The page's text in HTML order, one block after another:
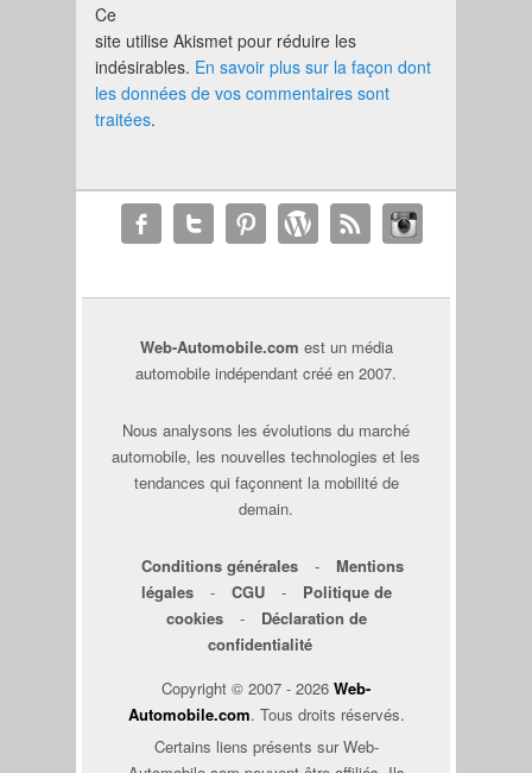
Ce
site utilise Akismet pour réduire les
indésirables. En savoir plus sur la façon dont
les données de vos commentaires sont
traitées.
Web-Automobile.com est un média
automobile indépendant créé en 2007.
Nous analysons les évolutions du marché
automobile, les nouvelles technologies et les
tendances qui façonnent la mobilité de
demain.
Conditions générales -
Mentions
légales
- CGU -
Politique de
cookies
-
Déclaration de
confidentialité
Copyright © 2007 - 2026 Web-
Automobile.com. Tous droits réservés.
Certains liens présents sur Web-